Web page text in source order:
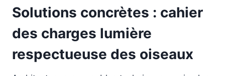
Solutions concrètes : cahier
des charges lumière
respectueuse des oiseaux